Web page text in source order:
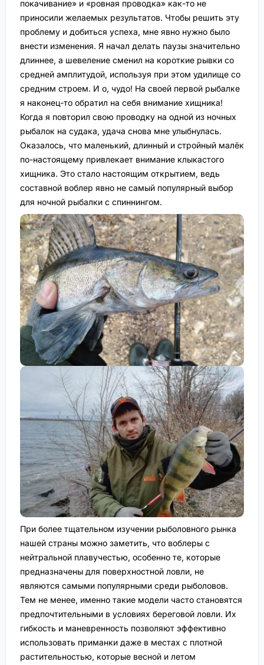
покачивание» и «ровная проводка» как-то не
приносили желаемых результатов. Чтобы решить эту
проблему и добиться успеха, мне явно нужно было
внести изменения. Я начал делать паузы значительно
длиннее, а шевеление сменил на короткие рывки со
средней амплитудой, используя при этом удилище со
средним строем. И о, чудо! На своей первой рыбалке
я наконец-то обратил на себя внимание хищника!
Когда я повторил свою проводку на одной из ночных
рыбалок на судака, удача снова мне улыбнулась.
Оказалось, что маленький, длинный и стройный малёк
по-настоящему привлекает внимание клыкастого
хищника. Это стало настоящим открытием, ведь
составной воблер явно не самый популярный выбор
для ночной рыбалки с спиннингом.
При более тщательном изучении рыболовного рынка
нашей страны можно заметить, что воблеры с
нейтральной плавучестью, особенно те, которые
предназначены для поверхностной ловли, не
являются самыми популярными среди рыболовов.
Тем не менее, именно такие модели часто становятся
предпочтительными в условиях береговой ловли. Их
гибкость и маневренность позволяют эффективно
использовать приманки даже в местах с плотной
растительностью, которые весной и летом